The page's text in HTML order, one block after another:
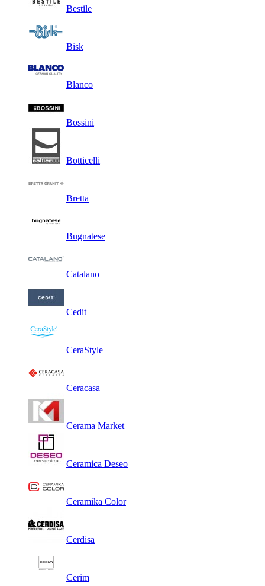
Bestile
Bisk
Blanco
Bossini
Botticelli
Bretta
Bugnatese
Catalano
Cedit
CeraStyle
Ceracasa
Cerama Market
Ceramica Deseo
Ceramika Color
Cerdisa
Cerim